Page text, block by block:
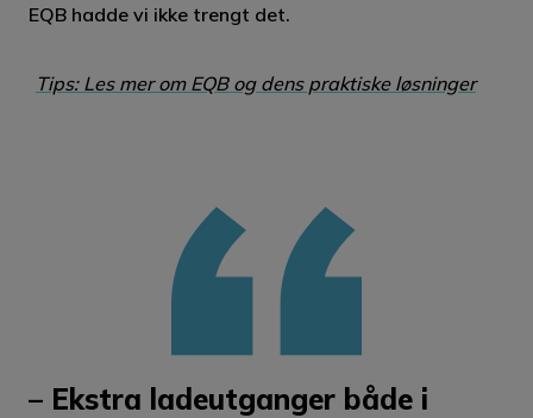
EQB hadde vi ikke trengt det.
Tips: Les mer om EQB og dens praktiske løsninger
– Ekstra ladeutganger både i